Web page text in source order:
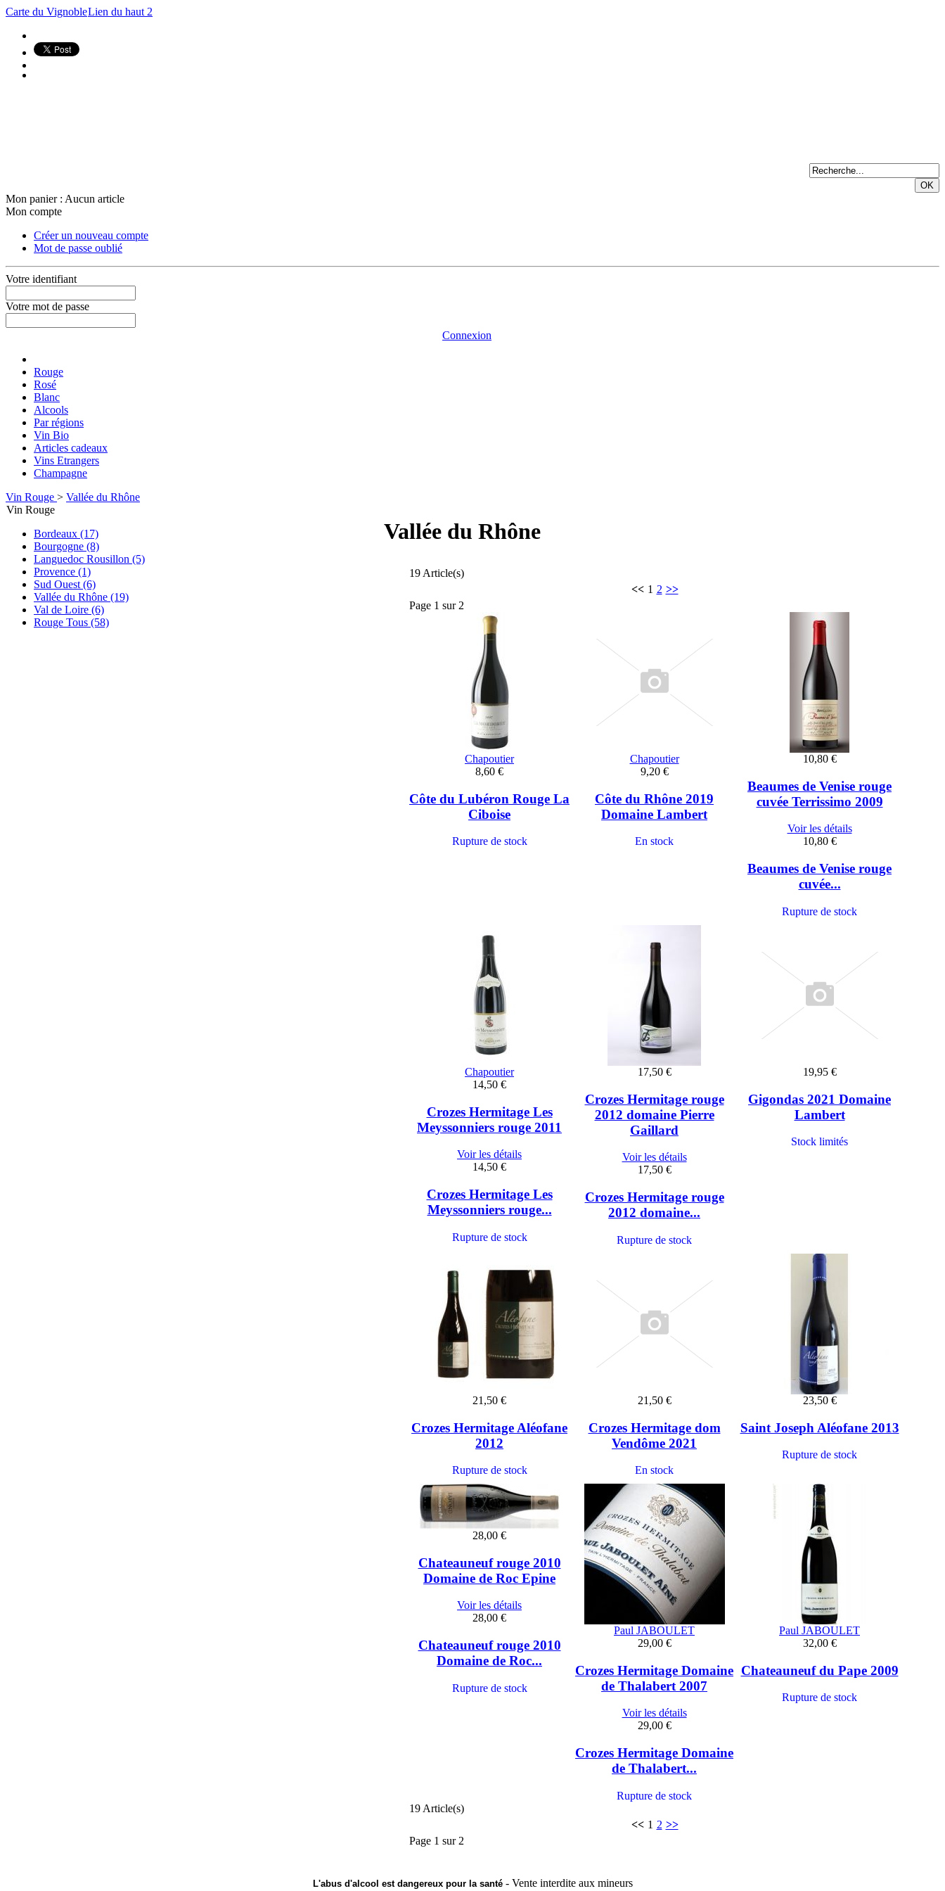
Carte du VignobleLien du haut 2
Mon panier : Aucun article
Mon compte
Créer un nouveau compte
Mot de passe oublié
Votre identifiant
Votre mot de passe
Connexion
Rouge
Rosé
Blanc
Alcools
Par régions
Vin Bio
Articles cadeaux
Vins Etrangers
Champagne
Vin Rouge > Vallée du Rhône
Vin Rouge
Bordeaux (17)
Bourgogne (8)
Languedoc Rousillon (5)
Provence (1)
Sud Ouest (6)
Vallée du Rhône (19)
Val de Loire (6)
Rouge Tous (58)
Vallée du Rhône
19 Article(s)
<< 1 2 >>
Page 1 sur 2
Chapoutier
8,60 €
Côte du Lubéron Rouge La
Ciboise
Rupture de stock
Chapoutier
9,20 €
Côte du Rhône 2019
Domaine Lambert
En stock
10,80 €
Beaumes de Venise rouge
cuvée Terrissimo 2009
Voir les détails
10,80 €
Beaumes de Venise rouge
cuvée...
Rupture de stock
Chapoutier
14,50 €
Crozes Hermitage Les
Meyssonniers rouge 2011
Voir les détails
14,50 €
Crozes Hermitage Les
Meyssonniers rouge...
Rupture de stock
17,50 €
Crozes Hermitage rouge
2012 domaine Pierre
Gaillard
Voir les détails
17,50 €
Crozes Hermitage rouge
2012 domaine...
Rupture de stock
19,95 €
Gigondas 2021 Domaine
Lambert
Stock limités
21,50 €
Crozes Hermitage Aléofane
2012
Rupture de stock
21,50 €
Crozes Hermitage dom
Vendôme 2021
En stock
23,50 €
Saint Joseph Aléofane 2013
Rupture de stock
28,00 €
Chateauneuf rouge 2010
Domaine de Roc Epine
Voir les détails
28,00 €
Chateauneuf rouge 2010
Domaine de Roc...
Rupture de stock
Paul JABOULET
29,00 €
Crozes Hermitage Domaine
de Thalabert 2007
Voir les détails
29,00 €
Crozes Hermitage Domaine
de Thalabert...
Rupture de stock
Paul JABOULET
32,00 €
Chateauneuf du Pape 2009
Rupture de stock
19 Article(s)
<< 1 2 >>
Page 1 sur 2
L'abus d'alcool est dangereux pour la santé- Vente interdite aux mineurs